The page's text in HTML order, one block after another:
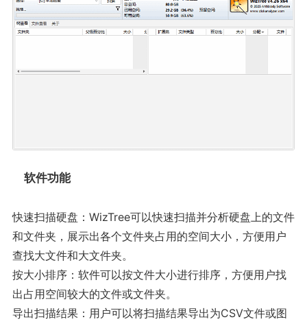
软件功能
快速扫描硬盘：WizTree可以快速扫描并分析硬盘上的文件
和文件夹，展示出各个文件夹占用的空间大小，方便用户
查找大文件和大文件夹。
按大小排序：软件可以按文件大小进行排序，方便用户找
出占用空间较大的文件或文件夹。
导出扫描结果：用户可以将扫描结果导出为CSV文件或图